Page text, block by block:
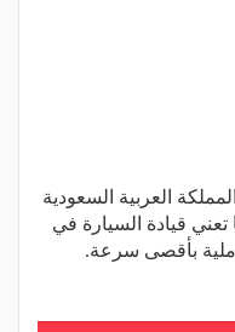
العربية السعودية
قيادة السيارة في
بأقصى سرعة.